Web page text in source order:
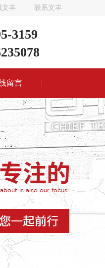
文丰 联系文丰
3159
留言